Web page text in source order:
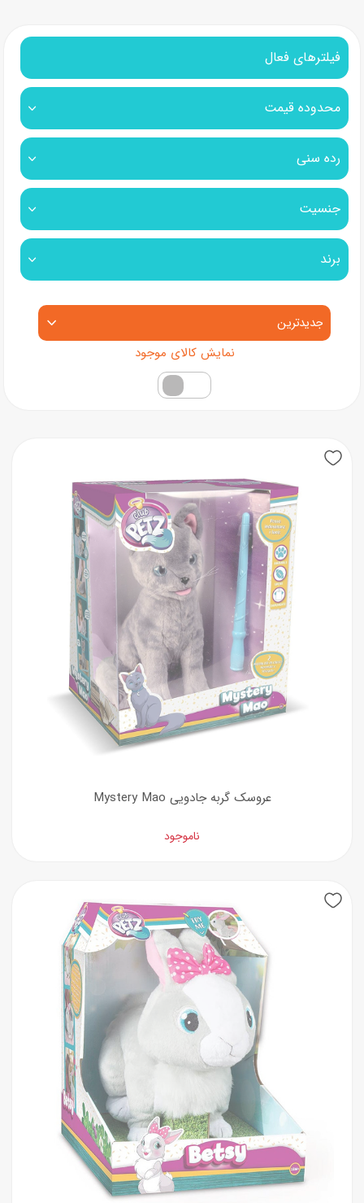
فیلترهای فعال
محدوده قیمت
رده سنی
جنسیت
برند
مرتب‌سازی محصولات
عروسک گربه جادویی Mystery Mao
ناموجود